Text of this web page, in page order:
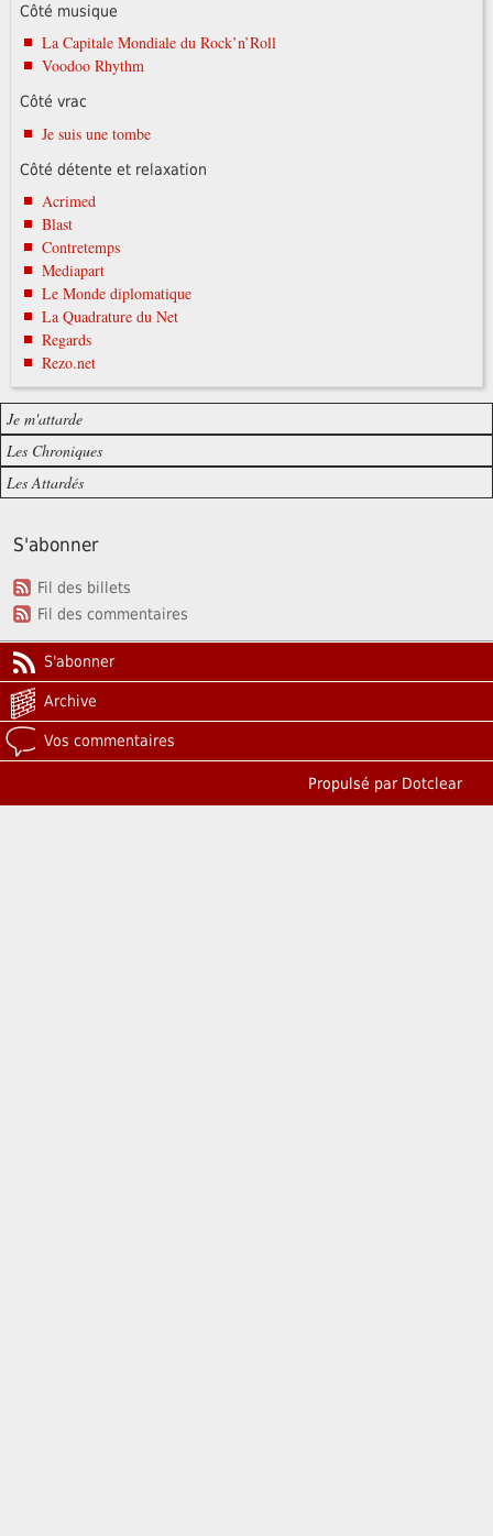
Côté musique
La Capitale Mondiale du Rock’n’Roll
Voodoo Rhythm
Côté vrac
Je suis une tombe
Côté détente et relaxation
Acrimed
Blast
Contretemps
Mediapart
Le Monde diplomatique
La Quadrature du Net
Regards
Rezo.net
Je m'attarde
Les Chroniques
Les Attardés
S'abonner
Fil des billets
Fil des commentaires
S'abonner
Archive
Vos commentaires
Propulsé par Dotclear